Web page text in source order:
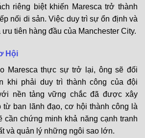
riêng biệt khiến Maresca trở thành
nối di sản. Việc duy trì sự ổn định và
tiên hàng đầu của Manchester City.
Hội
Maresca thực sự trở lại, ông sẽ đối
khi phải duy trì thành công của đội
nền tảng vững chắc đã được xây
ban lãnh đạo, cơ hội thành công là
cần chứng minh khả năng cạnh tranh
và quản lý những ngôi sao lớn.